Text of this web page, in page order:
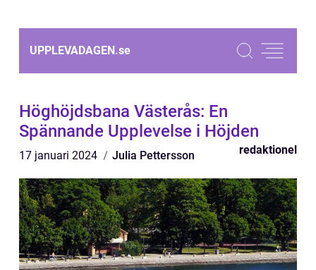
UPPLEVADAGEN.se
Höghöjdsbana Västerås: En
Spännande Upplevelse i Höjden
17 januari 2024 Julia Pettersson redaktionel